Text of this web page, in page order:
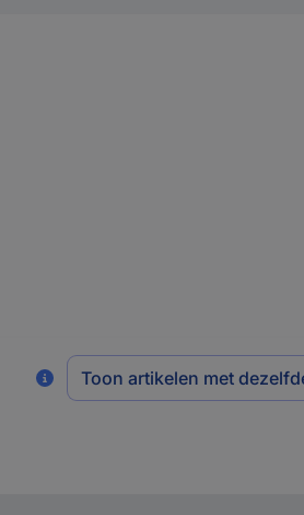
Toon artikelen met